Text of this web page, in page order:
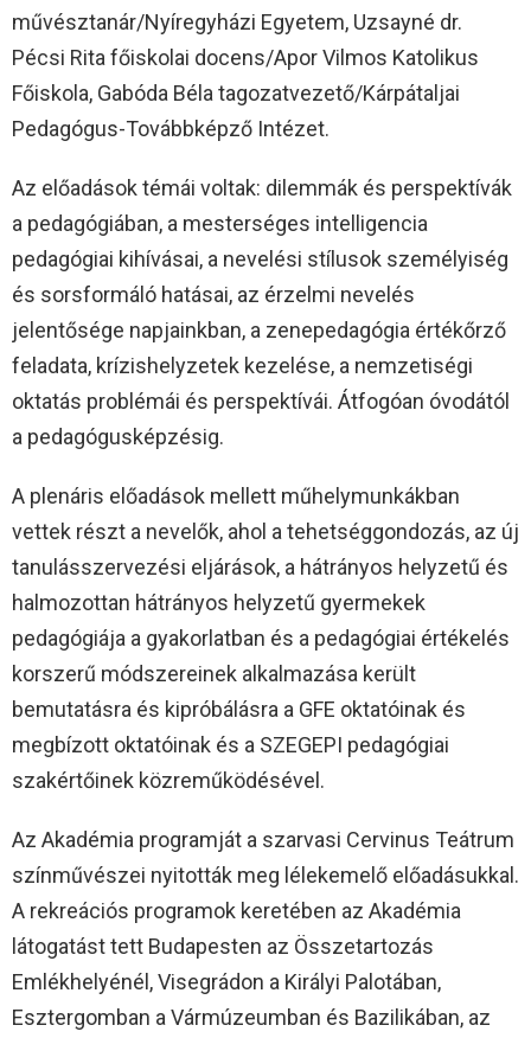
művésztanár/Nyíregyházi Egyetem, Uzsayné dr.
Pécsi Rita főiskolai docens/Apor Vilmos Katolikus
Főiskola, Gabóda Béla tagozatvezető/Kárpátaljai
Pedagógus-Továbbképző Intézet.
Az előadások témái voltak: dilemmák és perspektívák
a pedagógiában, a mesterséges intelligencia
pedagógiai kihívásai, a nevelési stílusok személyiség
és sorsformáló hatásai, az érzelmi nevelés
jelentősége napjainkban, a zenepedagógia értékőrző
feladata, krízishelyzetek kezelése, a nemzetiségi
oktatás problémái és perspektívái. Átfogóan óvodától
a pedagógusképzésig.
A plenáris előadások mellett műhelymunkákban
vettek részt a nevelők, ahol a tehetséggondozás, az új
tanulásszervezési eljárások, a hátrányos helyzetű és
halmozottan hátrányos helyzetű gyermekek
pedagógiája a gyakorlatban és a pedagógiai értékelés
korszerű módszereinek alkalmazása került
bemutatásra és kipróbálásra a GFE oktatóinak és
megbízott oktatóinak és a SZEGEPI pedagógiai
szakértőinek közreműködésével.
Az Akadémia programját a szarvasi Cervinus Teátrum
színművészei nyitották meg lélekemelő előadásukkal.
A rekreációs programok keretében az Akadémia
látogatást tett Budapesten az Összetartozás
Emlékhelyénél, Visegrádon a Királyi Palotában,
Esztergomban a Vármúzeumban és Bazilikában, az